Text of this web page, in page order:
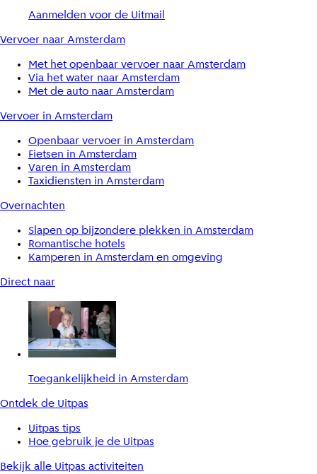
Aanmelden voor de Uitmail
Vervoer naar Amsterdam
Met het openbaar vervoer naar Amsterdam
Via het water naar Amsterdam
Met de auto naar Amsterdam
Vervoer in Amsterdam
Openbaar vervoer in Amsterdam
Fietsen in Amsterdam
Varen in Amsterdam
Taxidiensten in Amsterdam
Overnachten
Slapen op bijzondere plekken in Amsterdam
Romantische hotels
Kamperen in Amsterdam en omgeving
Direct naar
Toegankelijkheid in Amsterdam
Ontdek de Uitpas
Uitpas tips
Hoe gebruik je de Uitpas
Bekijk alle Uitpas activiteiten